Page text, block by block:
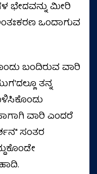
ಭೇದವನ್ನು ಮೀರಿ
ಒಂದಾಗುವ
ಬಂದಿರುವ ವಾರಿ
ತನ್ನ
ವಾರಿ ಎಂದರೆ
ಸಂತರ